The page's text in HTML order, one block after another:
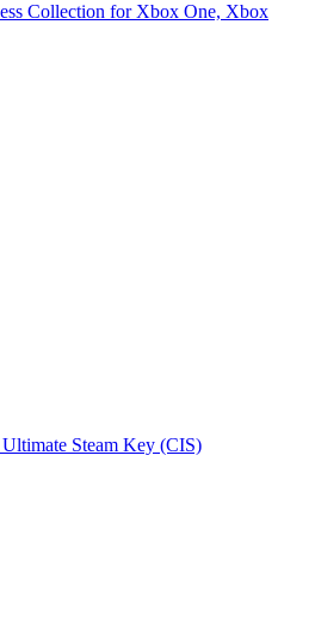
Collection for Xbox One, Xbox
Steam Key (CIS)